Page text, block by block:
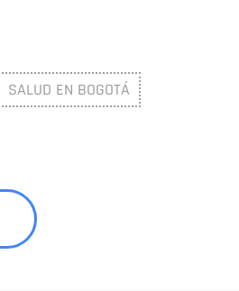
SALUD EN BOGOTÁ